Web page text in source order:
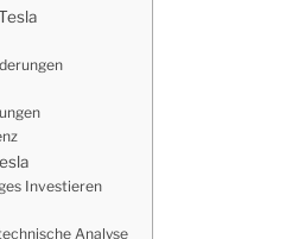
Investieren
Analyse